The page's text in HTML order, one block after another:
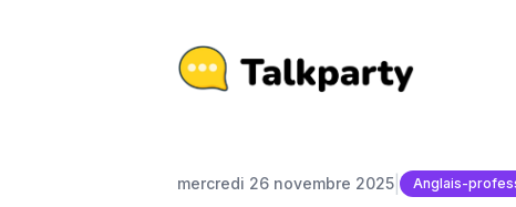
mercredi 26 novembre 2025 Anglais-